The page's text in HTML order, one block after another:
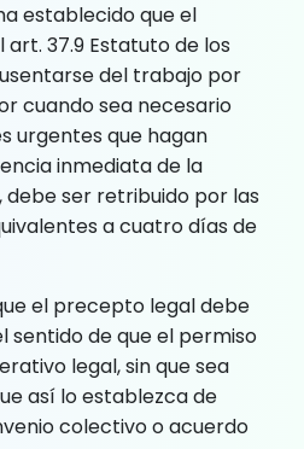
establecido que el
37.9 Estatuto de los
del trabajo por
cuando sea necesario
urgentes que hagan
inmediata de la
ser retribuido por las
a cuatro días de
el precepto legal debe
sentido de que el permiso
legal, sin que sea
así lo establezca de
colectivo o acuerdo